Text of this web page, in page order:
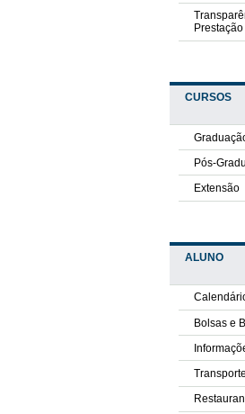
CURSOS
Pós-
Extensão
ALUNO
Bolsas e